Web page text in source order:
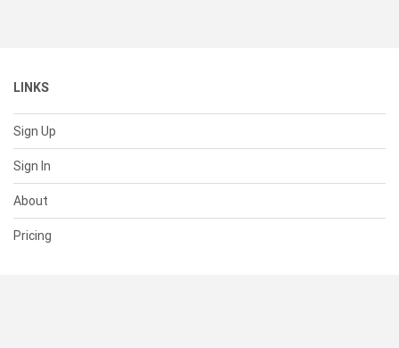
LINKS
Sign Up
Sign In
About
Pricing